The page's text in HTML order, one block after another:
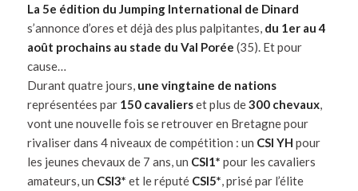
La 5e édition du Jumping International de Dinard
s’annonce d’ores et déjà des plus palpitantes, du 1er au 4
août prochains au stade du Val Porée (35). Et pour
cause…
Durant quatre jours, une vingtaine de nations
représentées par 150 cavalierset plus de300 chevaux,
vont une nouvelle fois se retrouver en Bretagne pour
rivaliser dans 4 niveaux de compétition : un CSI YH pour
les jeunes chevaux de 7 ans, un CSI1* pour les cavaliers
amateurs, un CSI3* et le réputé CSI5*, prisé par l’élite